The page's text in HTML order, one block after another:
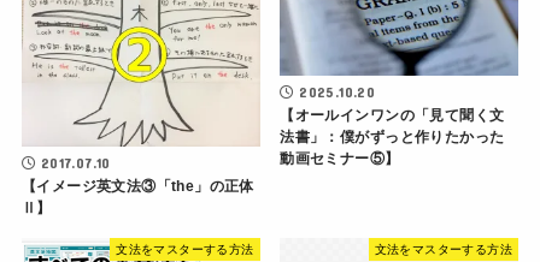
2017.07.10
【イメージ英文法③「the」の正体
Ⅱ】
2025.10.20
【オールインワンの「見て聞く文
法書」：僕がずっと作りたかった
動画セミナー⑤】
文法をマスターする方法 文法をマスターする方法